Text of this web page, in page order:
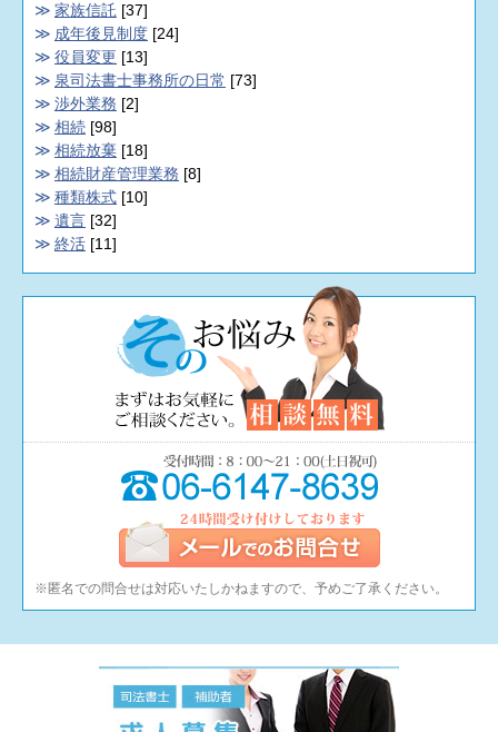
家族信託 [37]
成年後見制度 [24]
役員変更 [13]
泉司法書士事務所の日常 [73]
渉外業務 [2]
相続 [98]
相続放棄 [18]
相続財産管理業務 [8]
種類株式 [10]
遺言 [32]
終活 [11]
※匿名での問合せは対応いたしかねますので、予めご了承ください。